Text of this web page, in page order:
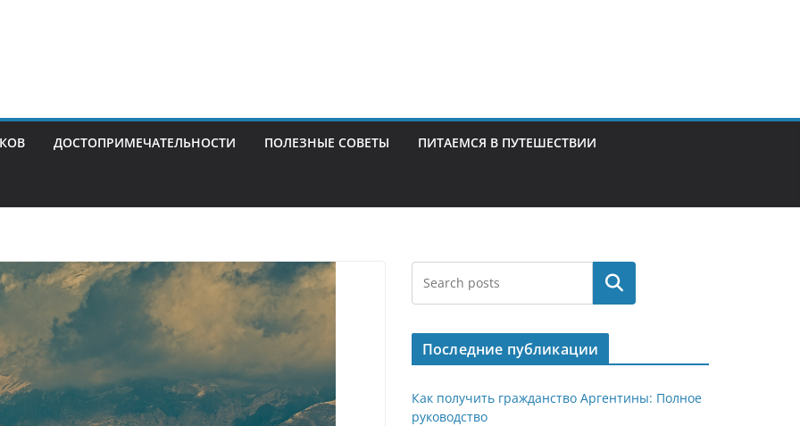
ДОСТОПРИМЕЧАТЕЛЬНОСТИ ПОЛЕЗНЫЕ СОВЕТЫ ПИТАЕМСЯ В ПУТЕШЕСТВИИ
Поиск
Последние публикации
Как получить гражданство Аргентины: Полное
руководство